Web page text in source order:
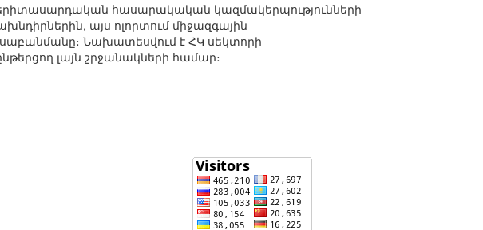
հասարակական կազմակերպությունների
այս ոլորտում միջազգային
Նախատեսվում է ՀԿ սեկտորի
լայն շրջանակների համար։